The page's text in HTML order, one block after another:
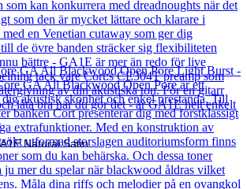
Natural Satin